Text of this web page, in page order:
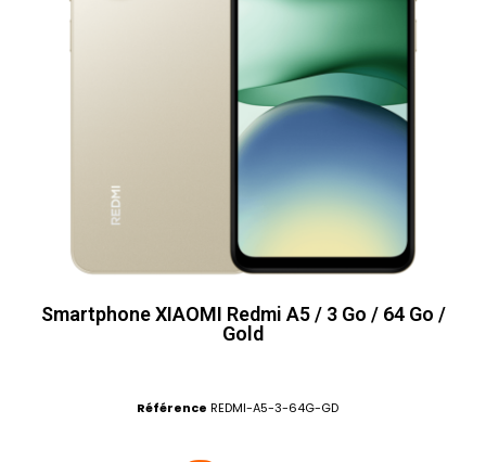
Smartphone XIAOMI Redmi A5 / 3 Go / 64 Go /
Gold
Référence REDMI-A5-3-64G-GD